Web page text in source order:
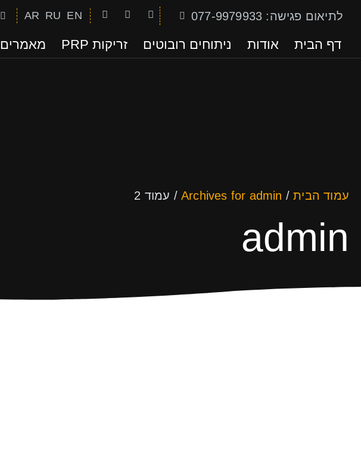
לתיאום פגישה: 077-9979933 EN
RU
AR
דף הבית אודות ניתוחים רובוטים זריקות PRP מאמרים
עמוד הבית/
Archives for admin
/ עמוד 2
admin